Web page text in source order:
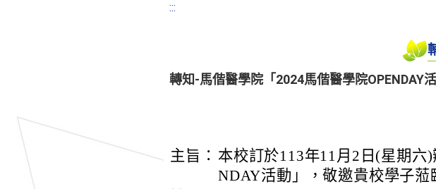
:::
轉知-馬偕醫學院「2024馬偕醫學院OPENDAY活
主旨： 本校訂於113年11月2日(星期六
NDAY活動」，敬邀貴校學子蒞